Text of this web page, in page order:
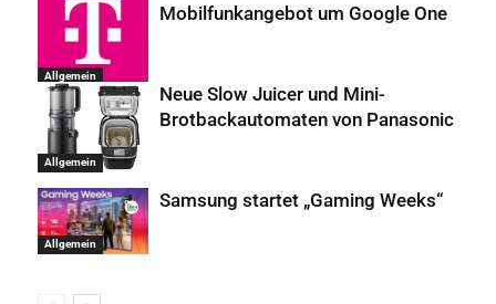
Allgemein
Mobilfunkangebot um Google One
Allgemein
Neue Slow Juicer und Mini-
Brotbackautomaten von Panasonic
Allgemein
Samsung startet „Gaming Weeks“